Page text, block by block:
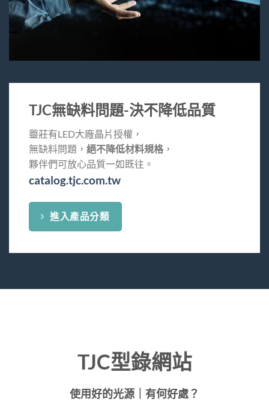
TJC無缺料問題-決不降低品質
薹莊有LED大廠晶片授權，
無缺料問題，絕不降低材料規格 ，
夥伴們可放心品質一如既往。
catalog.tjc.com.tw
進入產品分類
TJC型錄網站
使用好的光源｜有何好處？